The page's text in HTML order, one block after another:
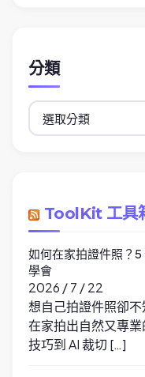
分類
分
類
ToolKit 工具
如何在家拍證件照？
學會
2026 / 7 / 22
想自己拍證件照卻
在家拍出自然又專
技巧到 AI 裁切 […]